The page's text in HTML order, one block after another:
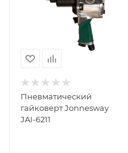
Пневматический
гайковерт Jonnesway
JAI-6211